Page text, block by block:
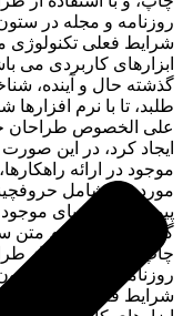
روزنامه و مجله در
شرایط فعلی تکنولوژی
ابزارهای کاربردی می
گذشته حال و آینده،
طلبد، تا با نرم
علی الخصوص طراحان
ایجاد کرد، در این
موجود در ارائه
مورد نیاز شامل
پیوسته اهل دنیای
گیرد.لورم ایپسوم متن
چاپ، و با استفاده از
روزنامه و مجله در
شرایط فعلی تکنولوژی